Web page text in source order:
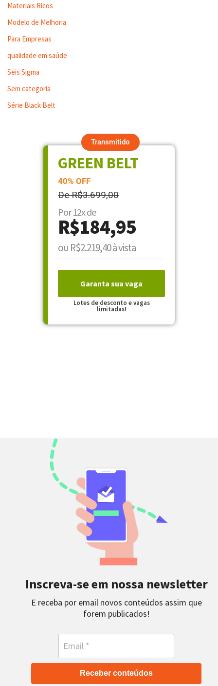
Materiais Ricos
Modelo de Melhoria
Para Empresas
qualidade em saúde
Seis Sigma
Sem categoria
Série Black Belt
Transmitido
GREEN BELT
40% OFF
De R$3.699,00
Por 12x de
R$184,95
ou R$2.219,40 à vista
Garanta sua vaga
Lotes de desconto e vagas
limitadas!
Inscreva-se em nossa newsletter
E receba por email novos conteúdos assim que
forem publicados!
Receber conteúdos